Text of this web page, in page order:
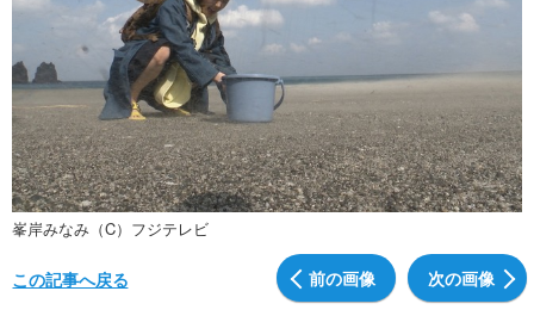
峯岸みなみ（C）フジテレビ
前の画像 次の画像
この記事へ戻る